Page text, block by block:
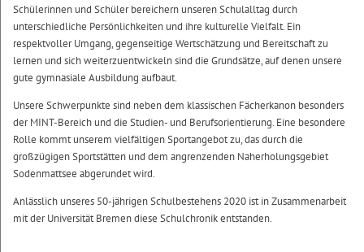
Schülerinnen und Schüler bereichern unseren Schulalltag durch
unterschiedliche Persönlichkeiten und ihre kulturelle Vielfalt. Ein
respektvoller Umgang, gegenseitige Wertschätzung und Bereitschaft zu
lernen und sich weiterzuentwickeln sind die Grundsätze, auf denen unsere
gute gymnasiale Ausbildung aufbaut.
Unsere Schwerpunkte sind neben dem klassischen Fächerkanon besonders
der MINT-Bereich und die Studien- und Berufsorientierung. Eine besondere
Rolle kommt unserem vielfältigen Sportangebot zu, das durch die
großzügigen Sportstätten und dem angrenzenden Naherholungsgebiet
Sodenmattsee abgerundet wird.
Anlässlich unseres 50-jährigen Schulbestehens 2020 ist in Zusammenarbeit
mit der Universität Bremen diese Schulchronik entstanden.